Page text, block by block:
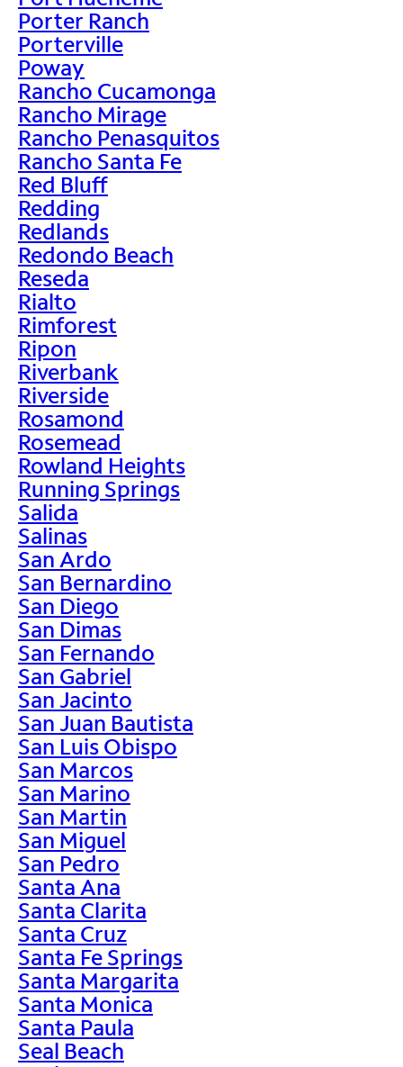
Porter Ranch
Porterville
Poway
Rancho Cucamonga
Rancho Mirage
Rancho Penasquitos
Rancho Santa Fe
Red Bluff
Redding
Redlands
Redondo Beach
Reseda
Rialto
Rimforest
Ripon
Riverbank
Riverside
Rosamond
Rosemead
Rowland Heights
Running Springs
Salida
Salinas
San Ardo
San Bernardino
San Diego
San Dimas
San Fernando
San Gabriel
San Jacinto
San Juan Bautista
San Luis Obispo
San Marcos
San Marino
San Martin
San Miguel
San Pedro
Santa Ana
Santa Clarita
Santa Cruz
Santa Fe Springs
Santa Margarita
Santa Monica
Santa Paula
Seal Beach